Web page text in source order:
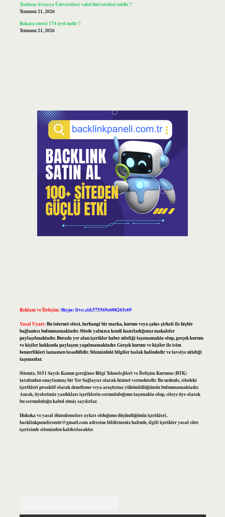
Trabzon Avrasya Üniversitesi vakıf üniversitesi midir ?
Temmuz 21, 2026
Bakara suresi 174 ayet nedir ?
Temmuz 21, 2026
Reklam ve İletişim:Skype: live:.cid.575569c608265c69
Yasal Uyarı:Bu internet sitesi, herhangi bir marka, kurum veya şahıs şirketi ile hiçbir
bağlantısı bulunmamaktadır. Sitede yalnızca kendi hazırladığımız makaleler
paylaşılmaktadır. Burada yer alan içerikler haber niteliği taşımamakta olup, gerçek kurum
ve kişiler hakkında paylaşım yapılmamaktadır. Gerçek kurum ve kişiler ile isim
benzerlikleri tamamen tesadüfidir. Sitemizdeki bilgiler taslak halindedir ve tavsiye niteliği
taşımazlar.
Sitemiz, 5651 Sayılı Kanun gereğince Bilgi Teknolojileri ve İletişim Kurumu (BTK)
tarafından onaylanmış bir Yer Sağlayıcı olarak hizmet vermektedir. Bu nedenle, sitedeki
içerikleri proaktif olarak denetleme veya araştırma yükümlülüğümüz bulunmamaktadır.
Ancak, üyelerimiz yazdıkları içeriklerin sorumluluğunu taşımakta olup, siteye üye olarak
bu sorumluluğu kabul etmiş sayılırlar.
Hukuka ve yasal düzenlemelere aykırı olduğunu düşündüğünüz içerikleri,
backlinkpanelicomtr@gmail.comadresine bildirmeniz halinde, ilgili içerikler yasal süre
içerisinde sitemizden kaldırılacaktır.